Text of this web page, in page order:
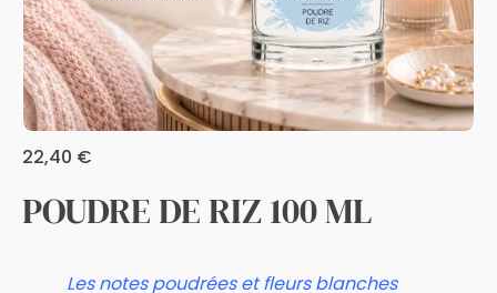
22,40 €
POUDRE DE RIZ 100 ML
Les notes poudrées et fleurs blanches